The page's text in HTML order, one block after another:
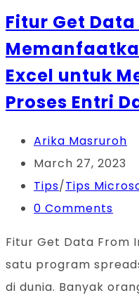
Fitur Get
Excel untuk
Proses Entri
Post
author:
Arika Masruroh
Post
published:
March 27, 2023
Post
category:
Tips/Tips
Post
0 Comments
Fitur Get Data From
satu program
di dunia. Banyak